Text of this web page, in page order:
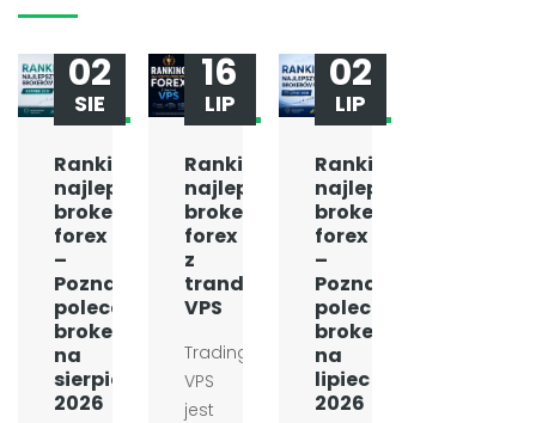
Ranking
najlepszych
brokerów
forex
–
Poznaj
polecanych
brokerów
na
sierpień
2026
02
SIE
Ranking
najlepszych
brokerów
forex
z
tranding
VPS
16
LIP
Trading
VPS
jest
Ranking
najlepszych
brokerów
forex
–
Poznaj
polecanych
brokerów
na
lipiec
2026
02
LIP